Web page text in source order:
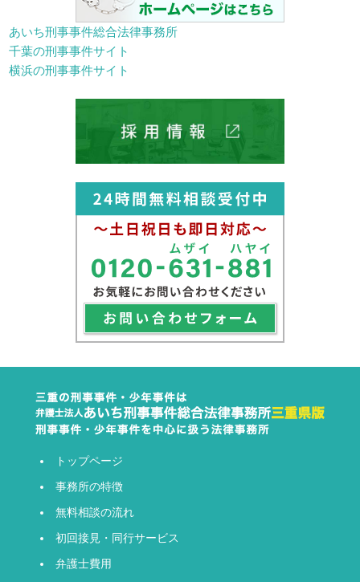
あいち刑事事件総合法律事務所
千葉の刑事事件サイト
横浜の刑事事件サイト
トップページ
事務所の特徴
無料相談の流れ
初回接見・同行サービス
弁護士費用